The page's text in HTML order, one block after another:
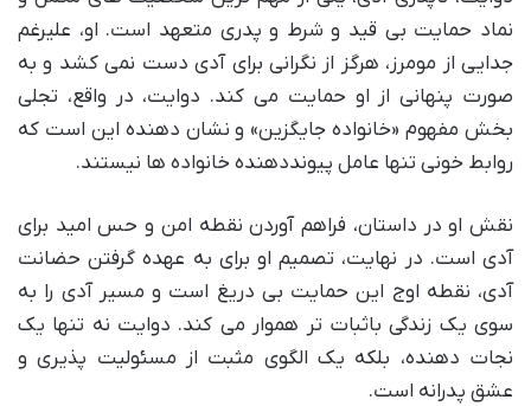
نماد حمایت بی قید و شرط و پدری متعهد است. او، علیرغم
جدایی از مومرز، هرگز از نگرانی برای آدی دست نمی کشد و به
صورت پنهانی از او حمایت می کند. دوایت، در واقع، تجلی
بخش مفهوم «خانواده جایگزین» و نشان دهنده این است که
روابط خونی تنها عامل پیونددهنده خانواده ها نیستند.
نقش او در داستان، فراهم آوردن نقطه امن و حس امید برای
آدی است. در نهایت، تصمیم او برای به عهده گرفتن حضانت
آدی، نقطه اوج این حمایت بی دریغ است و مسیر آدی را به
سوی یک زندگی باثبات تر هموار می کند. دوایت نه تنها یک
نجات دهنده، بلکه یک الگوی مثبت از مسئولیت پذیری و
عشق پدرانه است.